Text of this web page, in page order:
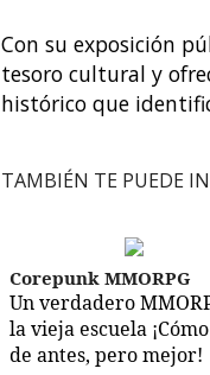
Con su exposición
tesoro cultural y
histórico que
TAMBIÉN TE PUEDE
Corepunk MMORPG
Un verdadero
la vieja escuela
de antes, pero mejor!